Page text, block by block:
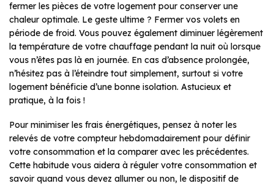
fermer les pièces de votre logement pour conserver une
chaleur optimale. Le geste ultime ? Fermer vos volets en
période de froid. Vous pouvez également diminuer légèrement
la température de votre chauffage pendant la nuit où lorsque
vous n’êtes pas là en journée. En cas d’absence prolongée,
n’hésitez pas à l’éteindre tout simplement, surtout si votre
logement bénéficie d’une bonne isolation. Astucieux et
pratique, à la fois !
Pour minimiser les frais énergétiques, pensez à noter les
relevés de votre compteur hebdomadairement pour définir
votre consommation et la comparer avec les précédentes.
Cette habitude vous aidera à réguler votre consommation et
savoir quand vous devez allumer ou non, le dispositif de